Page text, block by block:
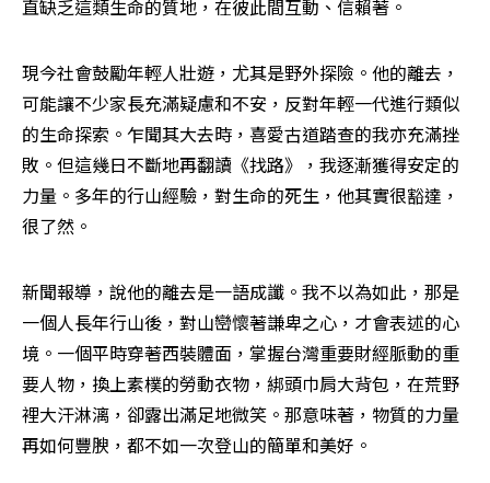
直缺乏這類生命的質地，在彼此間互動、信賴著。
現今社會鼓勵年輕人壯遊，尤其是野外探險。他的離去，
可能讓不少家長充滿疑慮和不安，反對年輕一代進行類似
的生命探索。乍聞其大去時，喜愛古道踏查的我亦充滿挫
敗。但這幾日不斷地再翻讀《找路》，我逐漸獲得安定的
力量。多年的行山經驗，對生命的死生，他其實很豁達，
很了然。
新聞報導，說他的離去是一語成讖。我不以為如此，那是
一個人長年行山後，對山巒懷著謙卑之心，才會表述的心
境。一個平時穿著西裝體面，掌握台灣重要財經脈動的重
要人物，換上素樸的勞動衣物，綁頭巾肩大背包，在荒野
裡大汗淋漓，卻露出滿足地微笑。那意味著，物質的力量
再如何豐腴，都不如一次登山的簡單和美好。